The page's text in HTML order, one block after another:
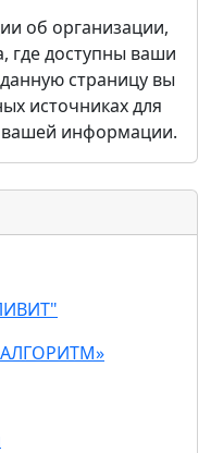
об организации,
где доступны ваши
страницу вы
источниках для
вашей информации.